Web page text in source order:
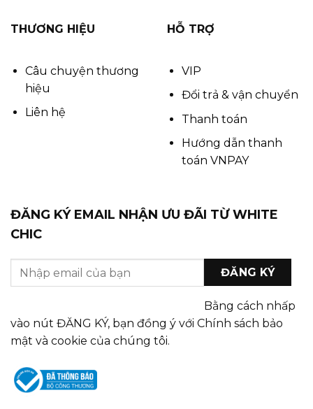
THƯƠNG HIỆU
Câu chuyện thương
hiệu
Liên hệ
HỖ TRỢ
VIP
Đổi trả & vận chuyển
Thanh toán
Hướng dẫn thanh
toán VNPAY
ĐĂNG KÝ EMAIL NHẬN ƯU ĐÃI TỪ WHITE
CHIC
Bằng cách nhấp
vào nút ĐĂNG KÝ, bạn đồng ý với Chính sách bảo
mật và cookie của chúng tôi.